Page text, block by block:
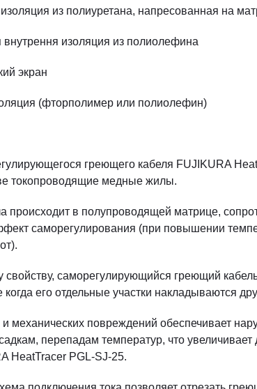
из полиуретана, напресованная на
внутрення изоляция из полиолефина
экран
(фторполимер или полиолефин)
греющего кабеля FUJIKURA
токопроводящие медные жилы.
происходит в полупроводящей матрице,
саморегулирования (при повышении
свойству, саморегулирующийся греющий
когда его отдельные участки накладываются
механических повреждений обеспечивает
перепадам температур, что
HeatTracer PGL-SJ-25.